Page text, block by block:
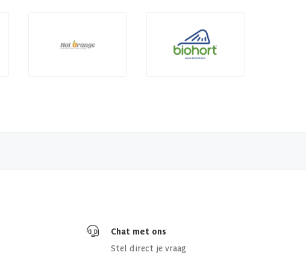
Chat met ons
Stel direct je vraag